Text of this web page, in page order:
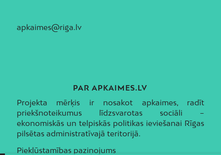
apkaimes@riga.lv
PAR APKAIMES.LV
Projekta mērķis ir nosakot apkaimes, radīt
priekšnoteikumus līdzsvarotas sociāli –
ekonomiskās un telpiskās politikas ieviešanai Rīgas
pilsētas administratīvajā teritorijā.
Piekļūstamības paziņojums